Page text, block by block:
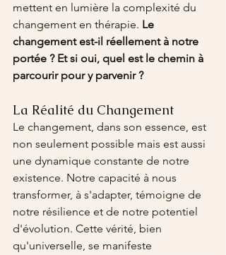
mettent en lumière la complexité du
changement en thérapie. Le
changement est-il réellement à notre
portée ? Et si oui, quel est le chemin à
parcourir pour y parvenir ?
La Réalité du Changement
Le changement, dans son essence, est
non seulement possible mais est aussi
une dynamique constante de notre
existence. Notre capacité à nous
transformer, à s'adapter, témoigne de
notre résilience et de notre potentiel
d'évolution. Cette vérité, bien
qu'universelle, se manifeste